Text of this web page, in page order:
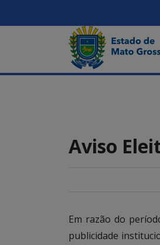
Aviso
Em razão do
publicidade